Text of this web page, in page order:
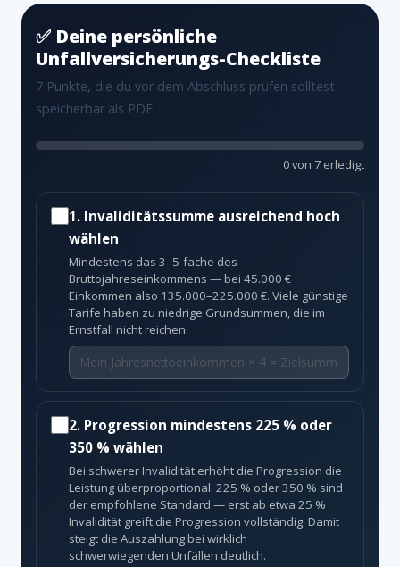
✅ Deine persönliche
Unfallversicherungs-Checkliste
7 Punkte, die du vor dem Abschluss prüfen solltest —
speicherbar als PDF.
0 von 7 erledigt
1. Invaliditätssumme ausreichend hoch
wählen
Mindestens das 3–5-fache des
Bruttojahreseinkommens — bei 45.000 €
Einkommen also 135.000–225.000 €. Viele günstige
Tarife haben zu niedrige Grundsummen, die im
Ernstfall nicht reichen.
2. Progression mindestens 225 % oder
350 % wählen
Bei schwerer Invalidität erhöht die Progression die
Leistung überproportional. 225 % oder 350 % sind
der empfohlene Standard — erst ab etwa 25 %
Invalidität greift die Progression vollständig. Damit
steigt die Auszahlung bei wirklich
schwerwiegenden Unfällen deutlich.